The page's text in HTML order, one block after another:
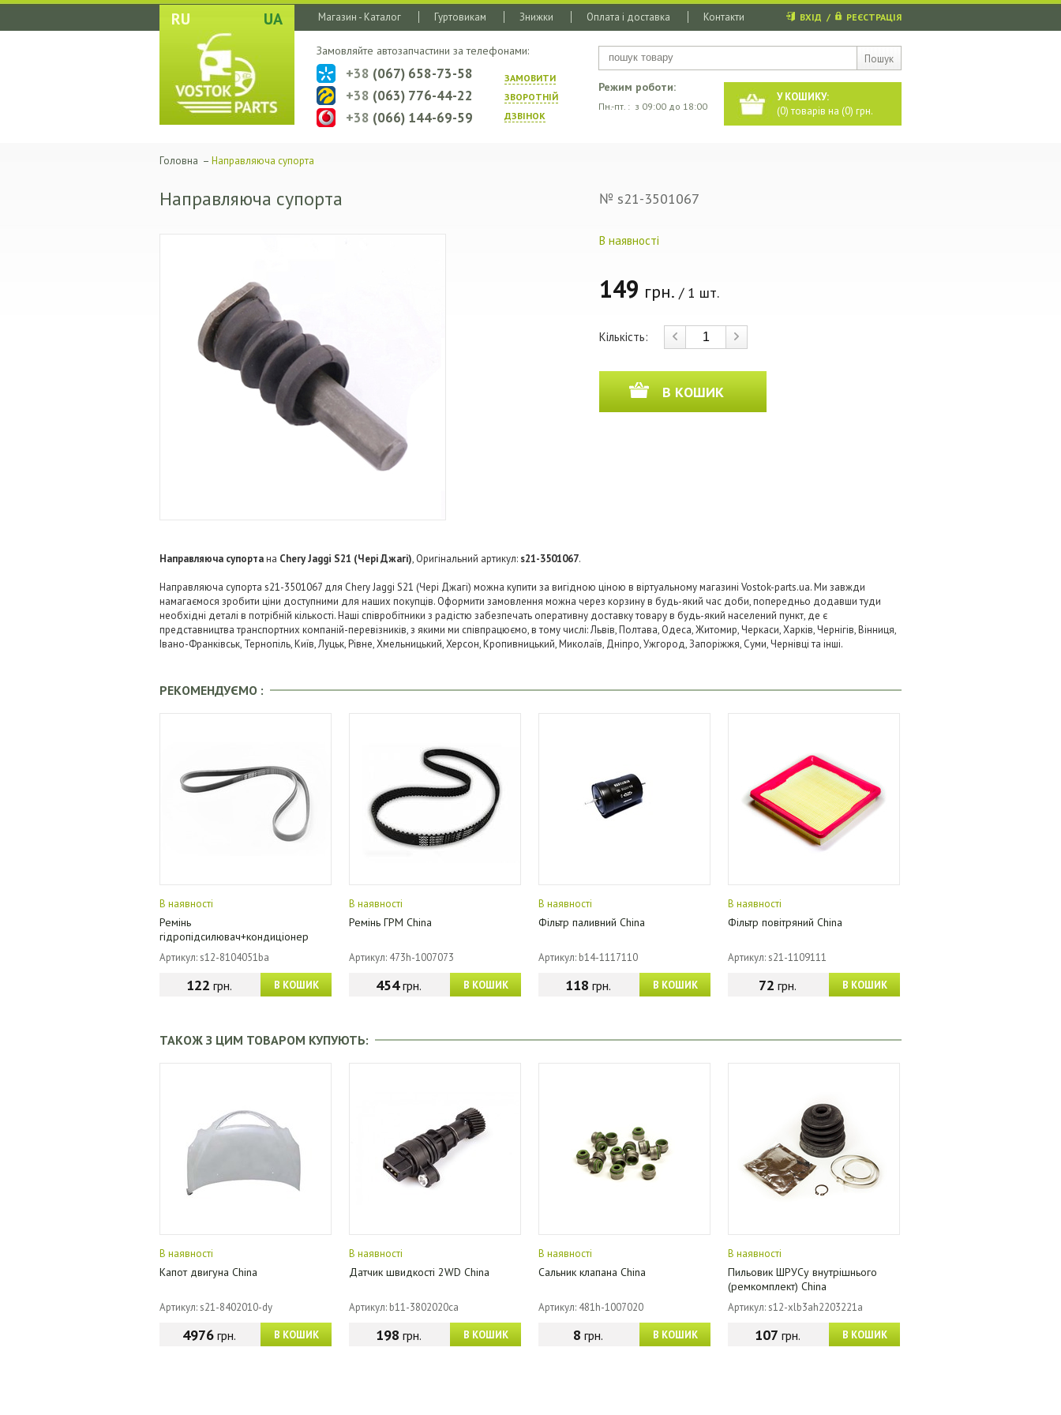
RU UA
Пошук
Магазин - Каталог Гуртовикам Знижки Оплата і доставка Контакти ВХІД / РЕЄСТРАЦІЯ
У КОШИКУ:
(0) товарів на (0) грн.
Режим роботи:
Пн.-пт. : з 09:00 до 18:00
Замовляйте автозапчастини за телефонами:
ЗАМОВИТИ
ЗВОРОТНIЙ
ДЗВIНОК
+38 (067) 658-73-58
+38 (063) 776-44-22
+38 (066) 144-69-59
Головна – Направляюча супорта
Направляюча супорта № s21-3501067
В наявності
149 грн. / 1 шт.
Кількість:
В КОШИК
Направляюча супортана Chery Jaggi S21 (Чері Джагі), Оригінальний артикул: s21-3501067.
Направляюча супорта s21-3501067 для Chery Jaggi S21 (Чері Джагі) можна купити за вигідною ціною в віртуальному магазині Vostok-parts.ua. Ми завжди
намагаємося зробити ціни доступними для наших покупців. Оформити замовлення можна через корзину в будь-який час доби, попередньо додавши туди
необхідні деталі в потрібній кількості. Наші співробітники з радістю забезпечать оперативну доставку товару в будь-який населений пункт, де є
представництва транспортних компаній-перевізників, з якими ми співпрацюємо, в тому числі: Львів, Полтава, Одеса, Житомир, Черкаси, Харків, Чернігів, Вінниця,
Івано-Франківськ, Тернопіль, Київ, Луцьк, Рівне, Хмельницький, Херсон, Кропивницький, Миколаїв, Дніпро, Ужгород, Запоріжжя, Суми, Чернівці та інші.
РЕКОМЕНДУЄМО :
В наявності
Ремінь
гідропідсилювач+кондиціонер
(4PK1026) China
Артикул: s12-8104051ba
В КОШИК
122 грн.
В наявності
Ремінь ГРМ China
Артикул: 473h-1007073
В КОШИК
454грн.
В наявності
Фільтр паливний China
Артикул: b14-1117110
В КОШИК
118 грн.
В наявності
Фільтр повітряний China
Артикул: s21-1109111
В КОШИК
72 грн.
ТАКОЖ З ЦИМ ТОВАРОМ КУПУЮТЬ:
В наявності
Капот двигуна China
Артикул: s21-8402010-dy
В КОШИК
4976грн.
В наявності
Датчик швидкості 2WD China
Артикул: b11-3802020ca
В КОШИК
198 грн.
В наявності
Сальник клапана China
Артикул: 481h-1007020
В КОШИК
8 грн.
В наявності
Пильовик ШРУСу внутрішнього
(ремкомплект) China
Артикул: s12-xlb3ah2203221a
В КОШИК
107 грн.